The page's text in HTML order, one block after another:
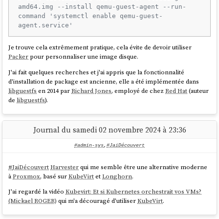
composeen production comme un Antipattern.
Si mes souvenirs sont bons, je me souviens que pour lui, la bonne
méthode conscistait à déclarer les états des containers à déployer avec
le moduleAnsibledocker_container(le lien est vers la version de 2018,
depuisce module s'est grandement amélioré).
J'ai essayé d'imaginer ses motivations.
J'en ai trouvé une que je ne trouve pas très pertinente :
pour ensuite lancer des fonctions distantes sur celui-ci est
moins performant que manipulerdocker-engineà distance.
J'en ai imaginé une valable :
dans le rôleAnsiblecela garantit qu'aucun développeur n'ira
modifier et manipuler directement le fichier
compose.yml
Je trouve que c'est un très bon argument 👍️.
Ensuite, j'ai ajouté lesDNS Recordssuivants :
testscaleway.stephane-klein.info.	1
testscaleway.stephane-klein.info.	1
$ dig NS testscaleway.stephane-klein.info
+short
ns0.dom.scw.cloud.
ns1.dom.scw.cloud.
amd64.img --install qemu-guest-agent --run-
command 'systemctl enable qemu-guest-
agent.service'
Je trouve cela extrêmement pratique, cela évite de devoir utiliser
Packer pour personnaliser une image disque.
J'ai fait quelques recherches et j'ai appris que la fonctionnalité
d'installation de package est ancienne, elle a été implémentée dans
libguestfs en 2014 parRichard Jones, employé de chezRed Hat(auteur
de libguestfs).
Journal du samedi 02 novembre 2024 à 23:36
#admin-sys, #JaiDécouvert
#JaiDécouvert Harvesterqui me semble être une alternative moderne
àProxmox, basé surKubeVirtetLonghorn.
J'ai regardé la vidéoKubevirt: Et si Kubernetes orchestrait vos VMs?
(Mickael ROGER) qui m'a découragé d'utiliserKubeVirt.